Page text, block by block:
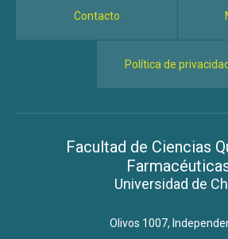
Contacto
Política de privacidad
Facultad de Ciencias
Universidad de
Olivos 1007,